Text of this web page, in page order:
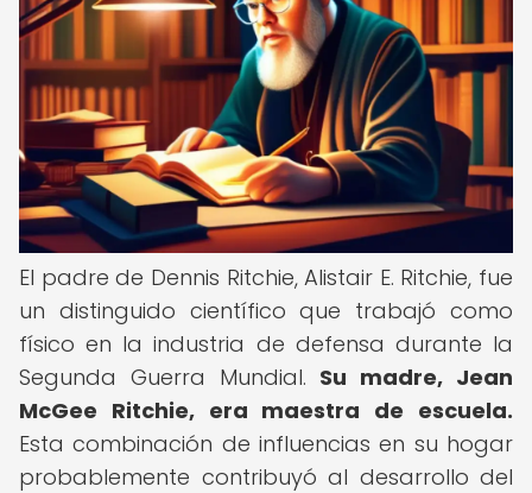
El padre de Dennis Ritchie, Alistair E. Ritchie, fue
un distinguido científico que trabajó como
físico en la industria de defensa durante la
Segunda Guerra Mundial. Su madre, Jean
McGee Ritchie, era maestra de escuela.
Esta combinación de influencias en su hogar
probablemente contribuyó al desarrollo del